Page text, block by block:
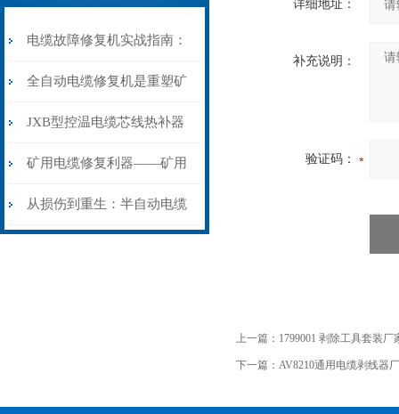
电缆故障修复机实战指南：
从“盲测”到“精确定点”的三
步作业法
全自动电缆修复机是重塑矿
山电力动脉的“智能外科医
生”
JXB型控温电缆芯线热补器
安装与接线：精准修复的工
艺基石
矿用电缆修复利器——矿用
电缆热补机智能控温，安全
从损伤到重生：半自动电缆
详细地址：
补充说明：
验证码：
上一篇： 1799001 剥除工具套装厂
下一篇： AV8210通用电缆剥线器